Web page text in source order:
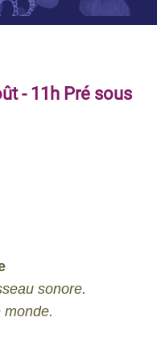
- 11h Pré sous
sonore.
monde.